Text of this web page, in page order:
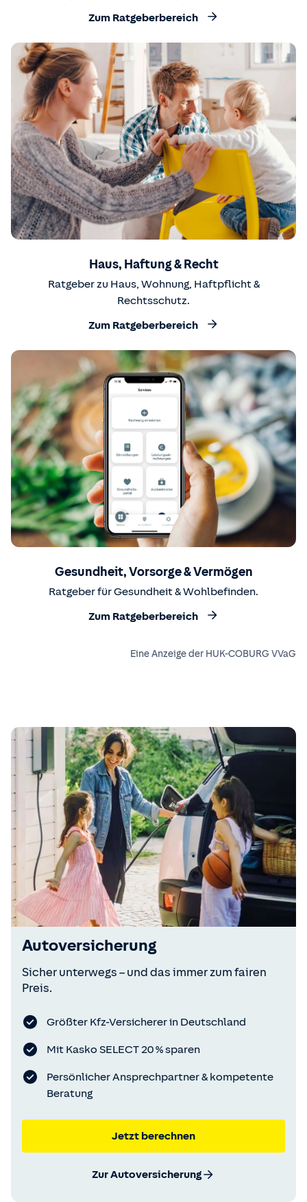
Zum Ratgeberbereich
Haus, Haftung & Recht
Ratgeber zu Haus, Wohnung, Haftpflicht &
Rechtsschutz.
Zum Ratgeberbereich
Gesundheit, Vorsorge & Vermögen
Ratgeber für Gesundheit & Wohlbefinden.
Zum Ratgeberbereich
Eine Anzeige der HUK-COBURG VVaG
Autoversicherung
Sicher unterwegs – und das immer zum fairen
Preis.
Größter Kfz-Versicherer in Deutschland
Mit Kasko SELECT 20 % sparen
Persönlicher Ansprechpartner & kompetente
Beratung
Jetzt berechnen
Zur Autoversicherung